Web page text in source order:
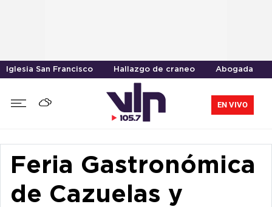
Iglesia San Francisco Hallazgo de craneo Abogada
EN VIVO
Feria Gastronómica
de Cazuelas y